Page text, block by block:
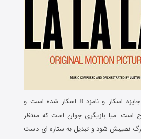
فیلم لا لا لند برنده 6 جایزه اسکار و نامزد 8 اسکار شده است و
است: میا بازیگری جوان است که منتظر
نصیبش شود و تبدیل به ستاره ای دست